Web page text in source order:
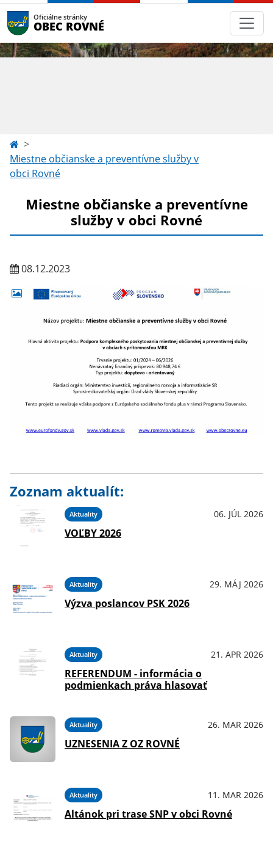
Oficiálne stránky
OBEC ROVNÉ
Miestne občianske a preventívne služby v
obci Rovné
Miestne občianske a preventívne
služby v obci Rovné
08.12.2023
Zoznam aktualít:
Aktuality 06. JÚL 2026
VOĽBY 2026
Aktuality 29. MÁJ 2026
Výzva poslancov PSK 2026
Aktuality 21. APR 2026
REFERENDUM - informácia o
podmienkach práva hlasovať
Aktuality 26. MAR 2026
UZNESENIA Z OZ ROVNÉ
Aktuality 11. MAR 2026
Altánok pri trase SNP v obci Rovné